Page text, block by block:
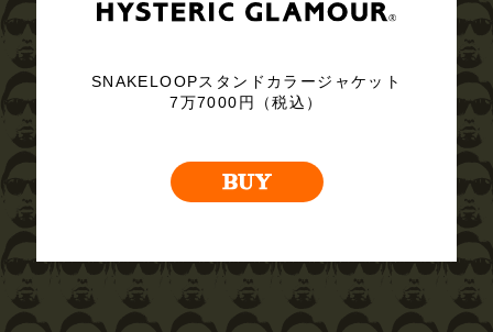
SNAKELOOPスタンドカラージャケット
7万7000円（税込）